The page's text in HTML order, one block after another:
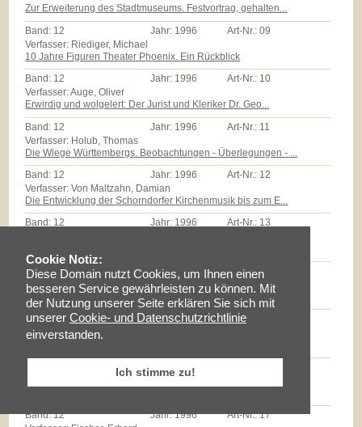
Cookie Notiz:
Diese Domain nutzt Cookies, um Ihnen einen
besseren Service gewährleisten zu können. Mit
der Nutzung unserer Seite erklären Sie sich mit
unserer Cookie- und Datenschutzrichtlinie
einverstanden.
Ich stimme zu!
Zur Erweiterung des Stadtmuseums. Festvortrag, gehalten...
Band: 12 Jahr: 1996 Art-Nr.:09
Verfasser: Riediger, Michael
10 Jahre Figuren Theater Phoenix. Ein Rückblick
Band: 12 Jahr: 1996 Art-Nr.: 10
Verfasser: Auge, Oliver
Erwirdig und wolgelert: Der Jurist und Kleriker Dr. Geo...
Band: 12 Jahr: 1996 Art-Nr.: 11
Verfasser: Holub, Thomas
Die Wiege Württembergs. Beobachtungen - Überlegungen - ...
Band: 12 Jahr: 1996 Art-Nr.: 12
Verfasser: Von Maltzahn, Damian
Die Entwicklung der Schorndorfer Kirchenmusik bis zum E...
Band: 12 Jahr: 1996 Art-Nr.: 13
Band:12 Jahr:1996 Art-Nr.:14
Verfasser: Zollmann, Günther
Massenarmut und landwirtschaftliche Reformen auf dem Sc...
Band:12 Jahr:1996 Art-Nr.:
Verfasser: Milz, Thomas
1996
Band:12 Jahr:1996 Art-Nr.:17